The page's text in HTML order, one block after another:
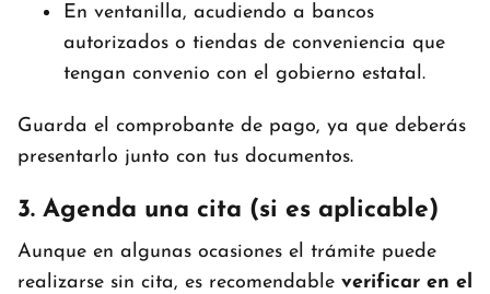
En ventanilla, acudiendo a bancos
autorizados o tiendas de conveniencia que
tengan convenio con el gobierno estatal.
Guarda el comprobante de pago, ya que deberás
presentarlo junto con tus documentos.
3. Agenda una cita (si es aplicable)
Aunque en algunas ocasiones el trámite puede
realizarse sin cita, es recomendable verificar en el